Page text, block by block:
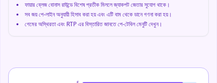
ফায়ার ব্লেজ বোনাস রাউন্ডে বিশেষ প্রতীক মিললে জ্যাকপট জেতার সুযোগ থাকে।
সব জয় পে-লাইন অনুযায়ী হিসাব করা হয় এবং এটি বাম থেকে ডানে গণনা করা হয়।
গেমের অস্থিরতা এবং RTP এর বিস্তারিত জানতে পে-টেবিল মেনুটি দেখুন।